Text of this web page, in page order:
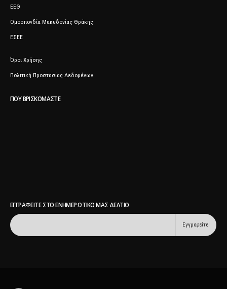
ΕΕΘ
Ομοσπονδία Μακεδονίας Θράκης
ΕΣΕΕ
Όροι Χρήσης
Πολιτική Προστασίας Δεδομένων
ΠΟΥ ΒΡΙΣΚΌΜΑΣΤΕ
ΕΓΓΡΑΦΕΊΤΕ ΣΤΟ ΕΝΗΜΕΡΩΤΙΚΌ ΜΑΣ ΔΕΛΤΊΟ